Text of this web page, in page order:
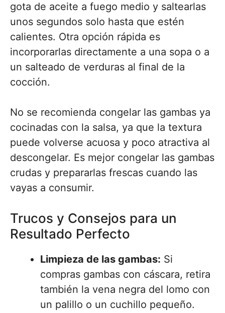
gota de aceite a fuego medio y saltearlas
unos segundos solo hasta que estén
calientes. Otra opción rápida es
incorporarlas directamente a una sopa o a
un salteado de verduras al final de la
cocción.
No se recomienda congelar las gambas ya
cocinadas con la salsa, ya que la textura
puede volverse acuosa y poco atractiva al
descongelar. Es mejor congelar las gambas
crudas y prepararlas frescas cuando las
vayas a consumir.
Trucos y Consejos para un
Resultado Perfecto
Limpieza de las gambas: Si
compras gambas con cáscara, retira
también la vena negra del lomo con
un palillo o un cuchillo pequeño.